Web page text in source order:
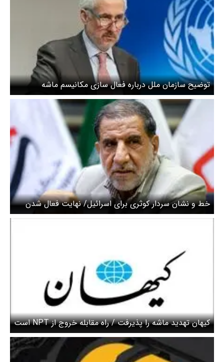
توضیح سازمان ملل درباره فعال سازی مکانیسم ماشه
خط و نشان سردار کوثری برای اسرائیل/ نهایت فعال شدن
مکانیسم ماشه علیه ایران تحریم است
کیهان تهدید ماشه را پذیرفت / راه مقابله خروج از NPT است